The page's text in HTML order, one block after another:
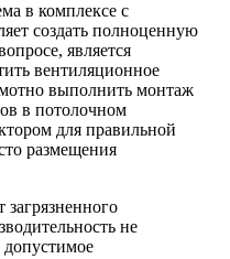
в комплексе с
создать полноценную
является
вентиляционное
выполнить монтаж
в потолочном
для правильной
размещения
загрязненного
не